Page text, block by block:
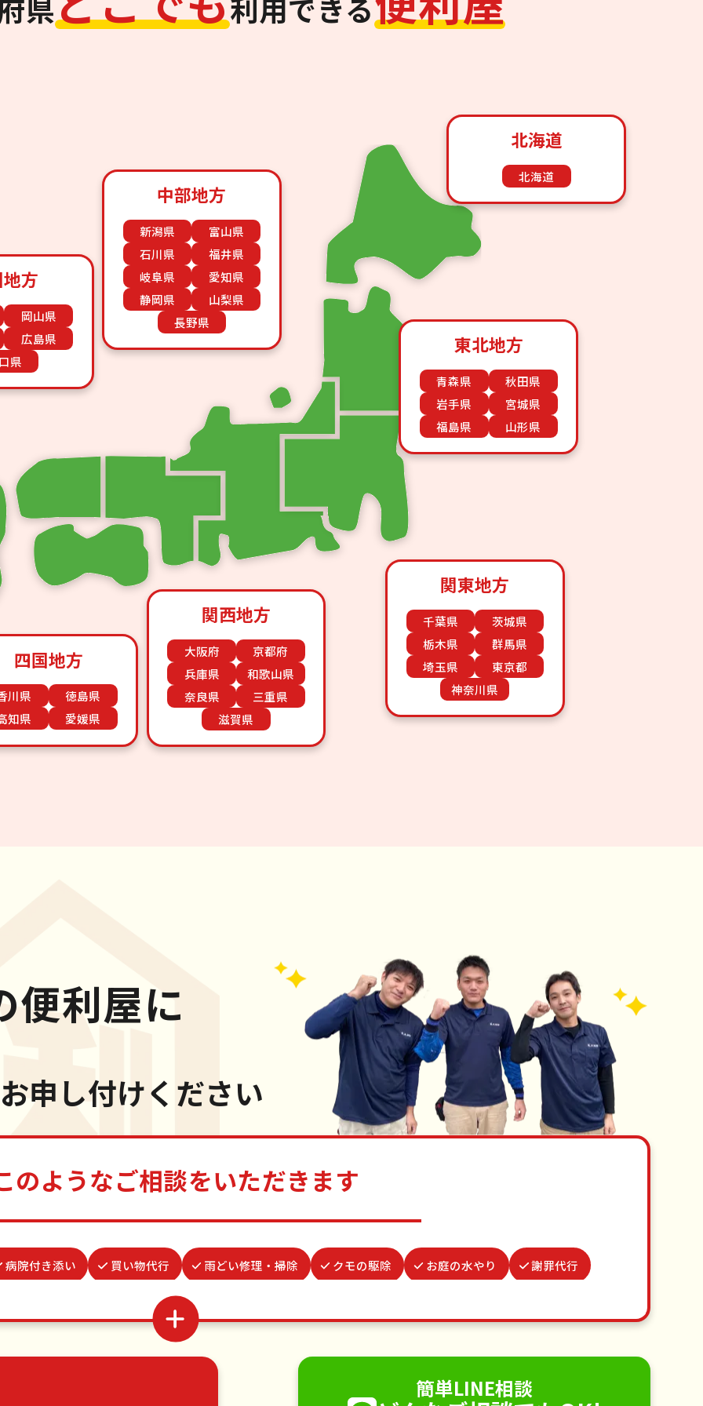
県 利用できる
北海道
北海道
東北地方
青森県
秋田県
岩手県
宮城県
福島県
山形県
関東地方
千葉県
茨城県
栃木県
群馬県
埼玉県
東京都
神奈川県
中部地方
新潟県
富山県
石川県
福井県
岐阜県
愛知県
静岡県
山梨県
長野県
関西地方
大阪府
京都府
兵庫県
和歌山県
奈良県
三重県
滋賀県
四国地方
川県
徳島県
知県
愛媛県
方
岡山県
広島県
県
便利屋に
お申し付けください
のようなご相談をいただきます
病院付き添い 買い物代行 雨どい修理・掃除 クモの駆除 お庭の水やり 謝罪代行
結婚式代理出席
網戸張替え
簡単LINE相談